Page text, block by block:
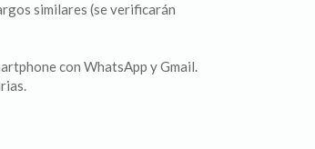
similares (se verificarán
con WhatsApp y Gmail.